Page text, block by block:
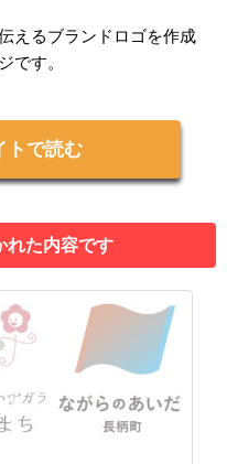
えるブランドロゴを作成
です。
トで読む
れた内容です